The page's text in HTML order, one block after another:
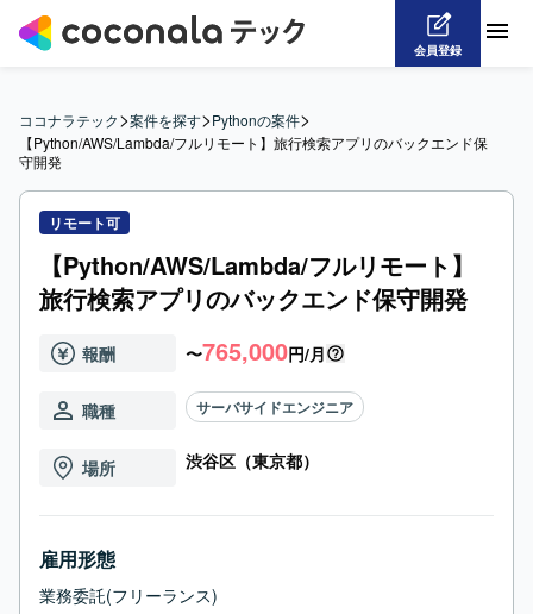
会員登録
ココナラテック>案件を探す>Pythonの案件>
【Python/AWS/Lambda/フルリモート】旅行検索アプリのバックエンド保
守開発
リモート可
【Python/AWS/Lambda/フルリモート】
旅行検索アプリのバックエンド保守開発
報酬 〜765,000円/月
職種 サーバサイドエンジニア
場所 渋谷区（東京都）
雇用形態
業務委託(フリーランス)